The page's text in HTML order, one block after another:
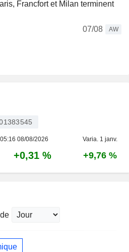
Francfort et Milan terminent
07/08
AW
08/08/2026 Varia. 1 janv.
+0,31 % +9,76 %